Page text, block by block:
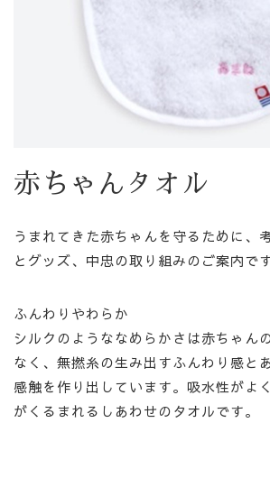
赤ちゃんタオル
うまれてきた赤ちゃんを守るために、
とグッズ、中忠の取り組みのご案内です
ふんわりやわらか
シルクのようななめらかさは赤ちゃん
なく、無撚糸の生み出すふんわり感と
感触を作り出しています。吸水性がよ
がくるまれるしあわせのタオルです。